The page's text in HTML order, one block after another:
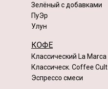
Классическ. Coffee Cult
Зелёный с добавками
ПуЭр
Улун
Классический La Marca
КОФЕ
Эспрессо смеси